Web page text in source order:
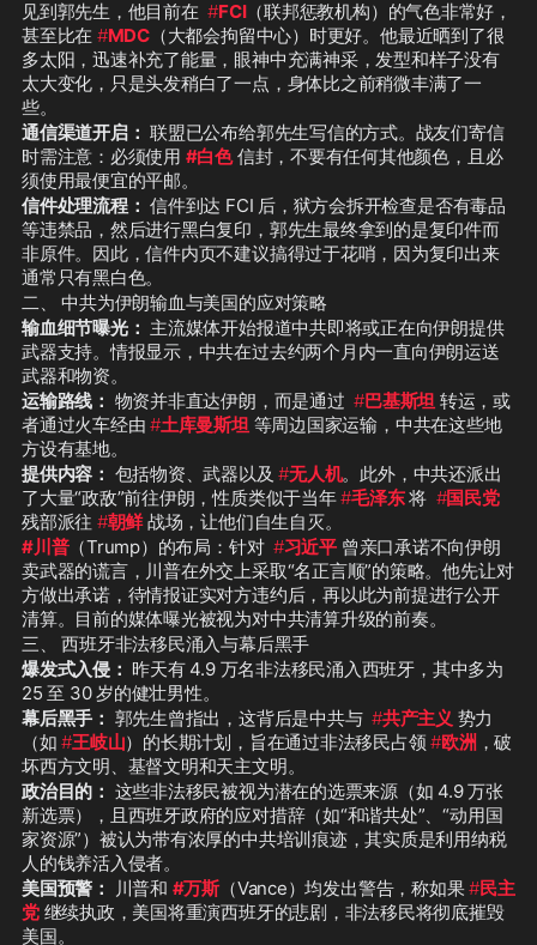
见到郭先生，他目前在 #FCI（联邦惩教机构）的气色非常好，
甚至比在 #MDC（大都会拘留中心）时更好。他最近晒到了很
多太阳，迅速补充了能量，眼神中充满神采，发型和样子没有
太大变化，只是头发稍白了一点，身体比之前稍微丰满了一
些。
通信渠道开启： 联盟已公布给郭先生写信的方式。战友们寄信
时需注意：必须使用 #白色 信封，不要有任何其他颜色，且必
须使用最便宜的平邮。
信件处理流程： 信件到达 FCI 后，狱方会拆开检查是否有毒品
等违禁品，然后进行黑白复印，郭先生最终拿到的是复印件而
非原件。因此，信件内页不建议搞得过于花哨，因为复印出来
通常只有黑白色。
二、 中共为伊朗输血与美国的应对策略
输血细节曝光： 主流媒体开始报道中共即将或正在向伊朗提供
武器支持。情报显示，中共在过去约两个月内一直向伊朗运送
武器和物资。
运输路线： 物资并非直达伊朗，而是通过 #巴基斯坦 转运，或
者通过火车经由 #土库曼斯坦 等周边国家运输，中共在这些地
方设有基地。
提供内容： 包括物资、武器以及 #无人机。此外，中共还派出
了大量“政敌”前往伊朗，性质类似于当年 #毛泽东 将 #国民党
残部派往 #朝鲜 战场，让他们自生自灭。
#川普（Trump）的布局：针对 #习近平 曾亲口承诺不向伊朗
卖武器的谎言，川普在外交上采取“名正言顺”的策略。他先让对
方做出承诺，待情报证实对方违约后，再以此为前提进行公开
清算。目前的媒体曝光被视为对中共清算升级的前奏。
三、 西班牙非法移民涌入与幕后黑手
爆发式入侵： 昨天有 4.9 万名非法移民涌入西班牙，其中多为
25 至 30 岁的健壮男性。
幕后黑手： 郭先生曾指出，这背后是中共与 #共产主义 势力
（如 #王岐山）的长期计划，旨在通过非法移民占领 #欧洲 ，破
坏西方文明、基督文明和天主文明。
政治目的： 这些非法移民被视为潜在的选票来源（如 4.9 万张
新选票），且西班牙政府的应对措辞（如“和谐共处”、“动用国
家资源”）被认为带有浓厚的中共培训痕迹，其实质是利用纳税
人的钱养活入侵者。
美国预警：
川普和 #万斯（Vance）均发出警告，称如果 #民主
党 继续执政，美国将重演西班牙的悲剧，非法移民将彻底摧毁
美国。